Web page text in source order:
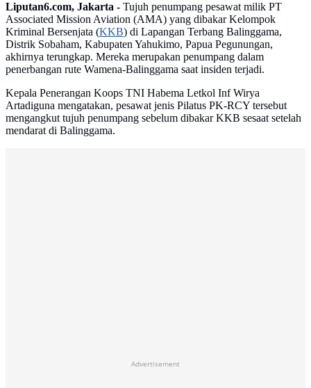
Liputan6.com, Jakarta - Tujuh penumpang pesawat milik PT
Associated Mission Aviation (AMA) yang dibakar Kelompok
Kriminal Bersenjata (KKB) di Lapangan Terbang Balinggama,
Distrik Sobaham, Kabupaten Yahukimo, Papua Pegunungan,
akhirnya terungkap. Mereka merupakan penumpang dalam
penerbangan rute Wamena-Balinggama saat insiden terjadi.
Kepala Penerangan Koops TNI Habema Letkol Inf Wirya
Artadiguna mengatakan, pesawat jenis Pilatus PK-RCY tersebut
mengangkut tujuh penumpang sebelum dibakar KKB sesaat setelah
mendarat di Balinggama.
Advertisement